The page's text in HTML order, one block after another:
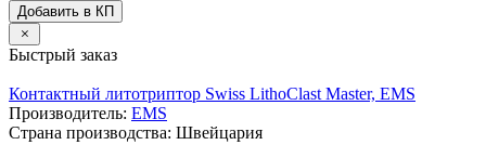
Добавить в КП
Быстрый заказ
Контактный литотриптор Swiss LithoClast Master, EMS
Производитель: EMS
Страна производства: Швейцария